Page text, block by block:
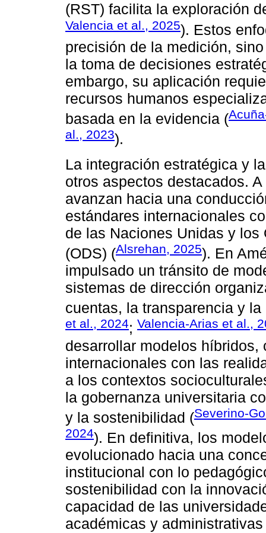
(RST) facilita la exploración
Valencia et al., 2025). Estos
precisión de la medición,
la toma de decisiones
embargo, su aplicación
recursos humanos
basada en la evidencia (
al., 2023).
La integración estratégica y
otros aspectos destacados.
avanzan hacia una
estándares internacionales
de las Naciones Unidas y
(ODS) (Alsrehan, 2025). En
impulsado un tránsito de
sistemas de dirección
cuentas, la transparencia y
et al., 2024; Valencia-Arias et al.,
desarrollar modelos
internacionales con las
a los contextos
la gobernanza universitaria
y la sostenibilidad (Severino-
2024). En definitiva, los
evolucionado hacia una
institucional con lo
sostenibilidad con la
capacidad de las
académicas y